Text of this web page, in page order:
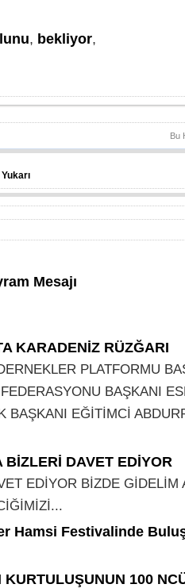
, bekliyor,
Bu
Yukarı
Mesajı
KARADENİZ RÜZĞARI
PLATFORMU
BAŞKANI
BAŞKANI EĞİTİMCİ
BİZLERİ DAVET EDİYOR
EDİYOR BİZDE GİDELİM
Hamsi Festivalinde
KURTULUŞUNUN 100